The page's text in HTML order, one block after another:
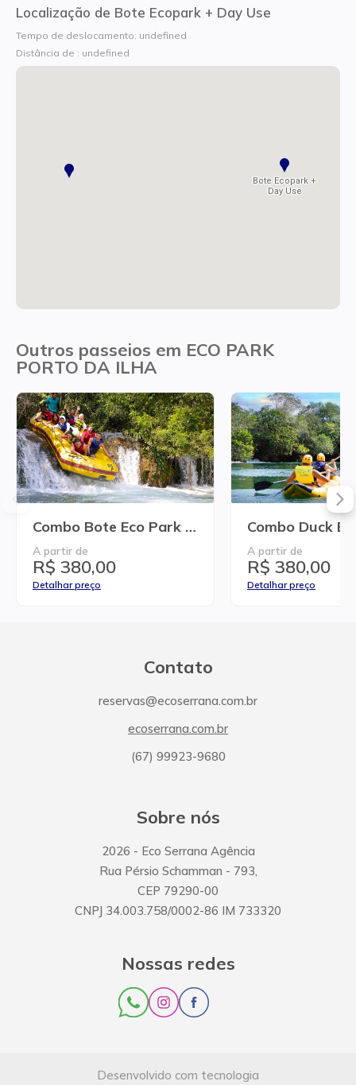
Localização de Bote Ecopark + Day Use
Tempo de deslocamento: undefined
Distância de : undefined
Bote Ecopark +
Day Use
Outros passeios em ECO PARK
PORTO DA ILHA
Combo Bote Eco Park + Day Use
A partir de
R$ 380,00
Detalhar preço
A partir de
R$ 380,00
Detalhar preço
Contato
reservas@ecoserrana.com.br
ecoserrana.com.br
(67) 99923-9680
Sobre nós
2026 - Eco Serrana Agência
Rua Pérsio Schamman - 793
CEP 79290-00
CNPJ 34.003.758/0002-86 IM 733320
Nossas redes
Desenvolvido com tecnologia